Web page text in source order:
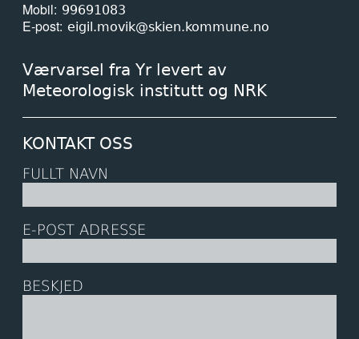
Mobil
99691083
E-post eigil.movik@skien.kommune.no
Værvarsel fra Yr levert av
Meteorologisk institutt og NRK
KONTAKT OSS
FULLT NAVN
E-POST ADRESSE
BESKJED